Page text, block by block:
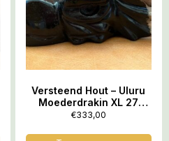
Versteend Hout – Uluru
Moederdrakin XL 27
(17.5×9.5×8 cm – 1313 gr):
HET OER GEHEUGEN VAN
€333,00